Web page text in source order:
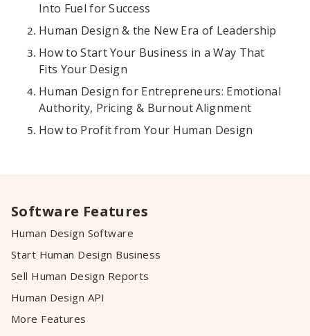
Into Fuel for Success
Human Design & the New Era of Leadership
How to Start Your Business in a Way That
Fits Your Design
Human Design for Entrepreneurs: Emotional
Authority, Pricing & Burnout Alignment
How to Profit from Your Human Design
Software Features
Human Design Software
Start Human Design Business
Sell Human Design Reports
Human Design API
More Features